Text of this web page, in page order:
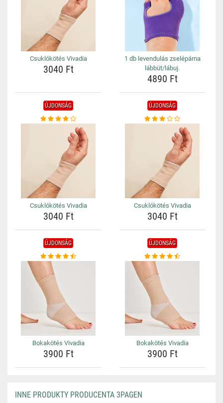
Csuklókötés Vivadia
3040 Ft
1 db levendulás zselépárna
lábbüt/lábuj.
4890 Ft
ÚJDONSÁG
Csuklókötés Vivadia
3040 Ft
ÚJDONSÁG
Csuklókötés Vivadia
3040 Ft
ÚJDONSÁG
Bokakötés Vivadia
3900 Ft
ÚJDONSÁG
Bokakötés Vivadia
3900 Ft
INNE PRODUKTY PRODUCENTA 3PAGEN